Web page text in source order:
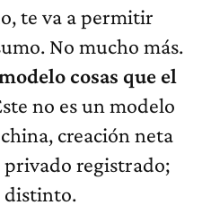
te va a permitir
No mucho más.
cosas que el
no es un modelo
creación neta
privado registrado;
distinto.